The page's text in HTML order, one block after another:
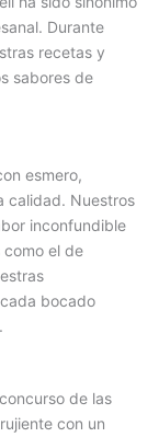
Durante
recetas y
sabores de
esmero,
calidad. Nuestros
inconfundible
como el de
bocado
de las
con un